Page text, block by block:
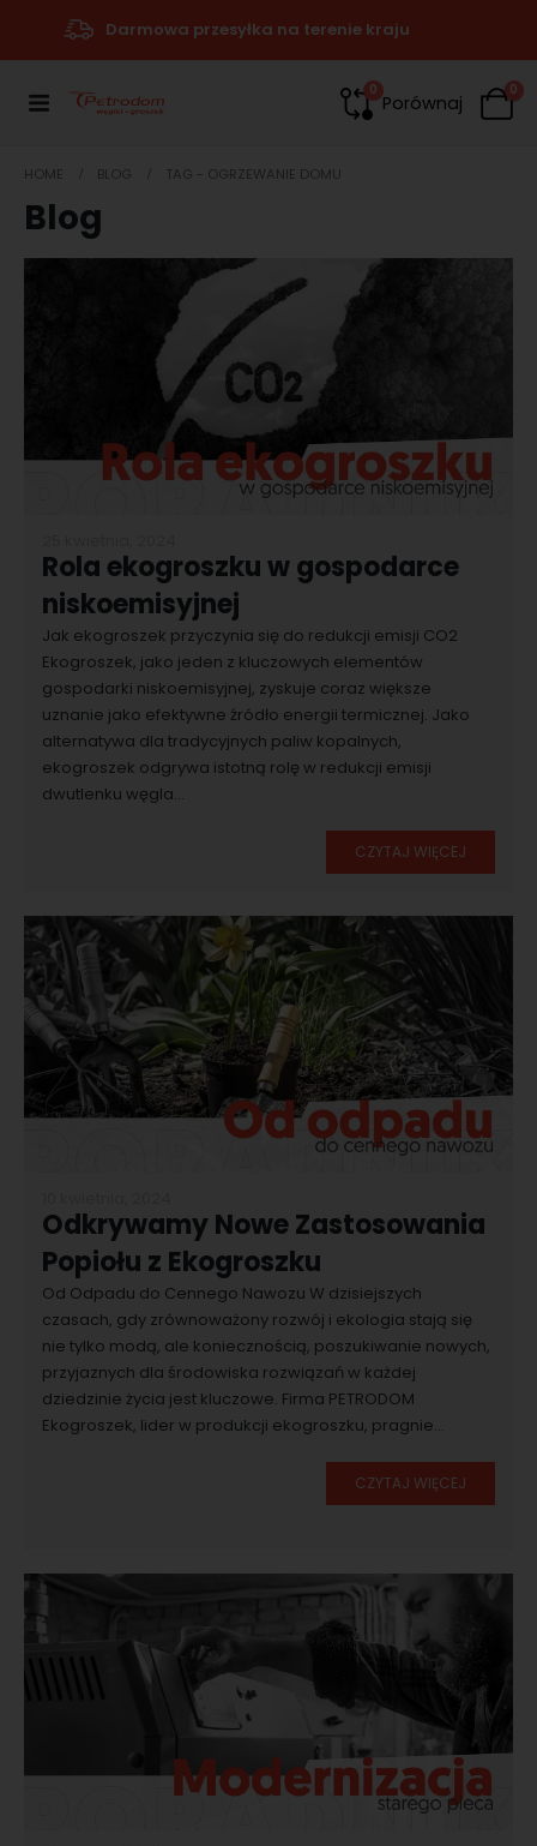
Darmowa przesyłka na terenie kraju
0
Porównaj
0
HOME BLOG TAG - OGRZEWANIE DOMU
Blog
Rola ekogroszku w gospodarce
niskoemisyjnej
Jak ekogroszek przyczynia się do redukcji emisji CO2
Ekogroszek, jako jeden z kluczowych elementów
gospodarki niskoemisyjnej, zyskuje coraz większe
uznanie jako efektywne źródło energii termicznej. Jako
alternatywa dla tradycyjnych paliw kopalnych,
ekogroszek odgrywa istotną rolę w redukcji emisji
dwutlenku węgla...
CZYTAJ WIĘCEJ
Odkrywamy Nowe Zastosowania
Popiołu z Ekogroszku
Od Odpadu do Cennego Nawozu W dzisiejszych
czasach, gdy zrównoważony rozwój i ekologia stają się
nie tylko modą, ale koniecznością, poszukiwanie nowych,
przyjaznych dla środowiska rozwiązań w każdej
dziedzinie życia jest kluczowe. Firma PETRODOM
Ekogroszek, lider w produkcji ekogroszku, pragnie...
CZYTAJ WIĘCEJ